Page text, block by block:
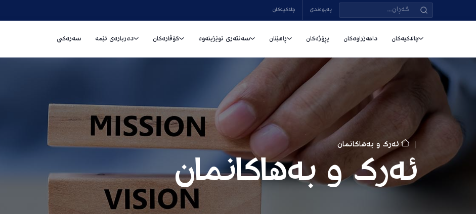
چالاکیەکان پەیوەندی
سەرەکی دەربارەی ئێمە گۆڤارەکان سەنتەری توێژینەوە ڕاهێنان پڕۆژەکان دامەزراوەکان چالاکیەکان
ئەرک و بەهاکانمان
ئەرک و بەهاکانمان